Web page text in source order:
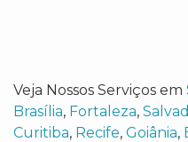
Veja Nossos Serviços em
Brasília, Fortaleza,
Curitiba, Recife, Goiânia,